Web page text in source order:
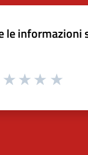
le informazioni